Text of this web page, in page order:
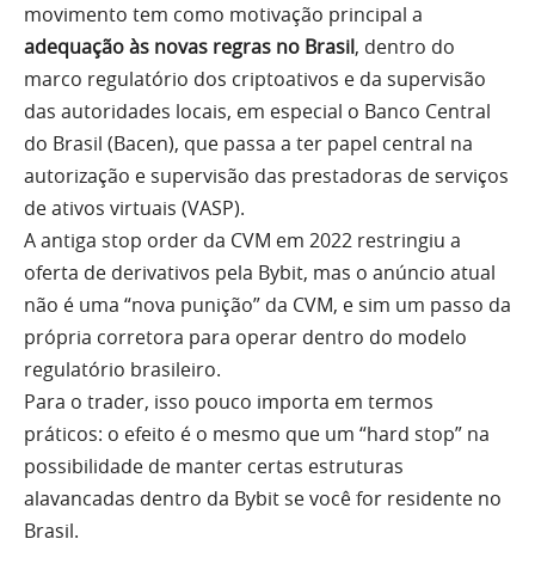
movimento tem como motivação principal a
adequação às novas regras no Brasil, dentro do
marco regulatório dos criptoativos e da supervisão
das autoridades locais, em especial o Banco Central
do Brasil (Bacen), que passa a ter papel central na
autorização e supervisão das prestadoras de serviços
de ativos virtuais (VASP).
A antiga stop order da CVM em 2022 restringiu a
oferta de derivativos pela Bybit, mas o anúncio atual
não é uma “nova punição” da CVM, e sim um passo da
própria corretora para operar dentro do modelo
regulatório brasileiro.
Para o trader, isso pouco importa em termos
práticos: o efeito é o mesmo que um “hard stop” na
possibilidade de manter certas estruturas
alavancadas dentro da Bybit se você for residente no
Brasil.